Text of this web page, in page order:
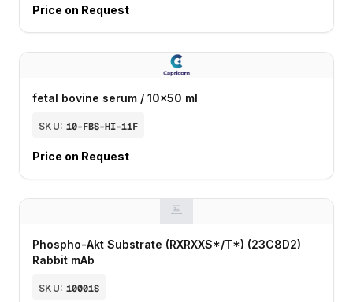
Price on Request
fetal bovine serum / 10x50 ml
SKU: 10-FBS-HI-11F
Price on Request
Phospho-Akt Substrate (RXRXXS*/T*) (23C8D2)
Rabbit mAb
SKU: 10001S